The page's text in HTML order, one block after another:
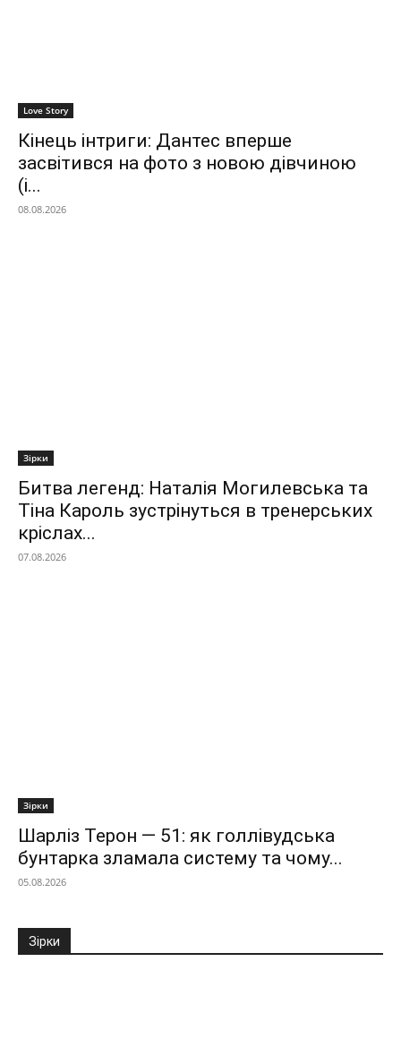
Love Story
Кінець інтриги: Дантес вперше
засвітився на фото з новою дівчиною
(і...
08.08.2026
Зірки
Битва легенд: Наталія Могилевська та
Тіна Кароль зустрінуться в тренерських
кріслах...
07.08.2026
Зірки
Шарліз Терон — 51: як голлівудська
бунтарка зламала систему та чому...
05.08.2026
Зірки